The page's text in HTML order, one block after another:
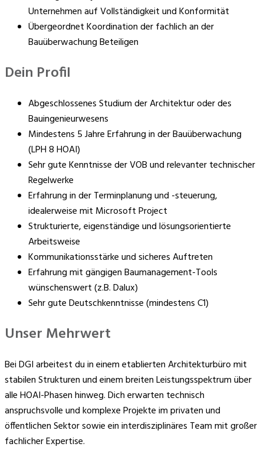
Unternehmen auf Vollständigkeit und Konformität
Übergeordnet Koordination der fachlich an der
Bauüberwachung Beteiligen
Dein Profil
Abgeschlossenes Studium der Architektur oder des
Bauingenieurwesens
Mindestens 5 Jahre Erfahrung in der Bauüberwachung
(LPH 8 HOAI)
Sehr gute Kenntnisse der VOB und relevanter technischer
Regelwerke
Erfahrung in der Terminplanung und -steuerung,
idealerweise mit Microsoft Project
Strukturierte, eigenständige und lösungsorientierte
Arbeitsweise
Kommunikationsstärke und sicheres Auftreten
Erfahrung mit gängigen Baumanagement-Tools
wünschenswert (z.B. Dalux)
Sehr gute Deutschkenntnisse (mindestens C1)
Unser Mehrwert
Bei DGI arbeitest du in einem etablierten Architekturbüro mit
stabilen Strukturen und einem breiten Leistungsspektrum über
alle HOAI-Phasen hinweg. Dich erwarten technisch
anspruchsvolle und komplexe Projekte im privaten und
öffentlichen Sektor sowie ein interdisziplinäres Team mit großer
fachlicher Expertise.